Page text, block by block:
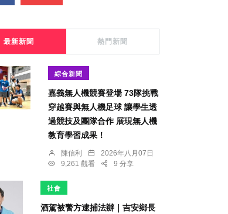
最新新聞 熱門新聞
綜合新聞
嘉義無人機競賽登場 73隊挑戰
穿越賽與無人機足球 讓學生透
過競技及團隊合作 展現無人機
教育學習成果！
陳信利
2026年八月07日
9,261 觀看
9 分享
社會
酒駕被警方逮捕法辦｜吉安鄉長